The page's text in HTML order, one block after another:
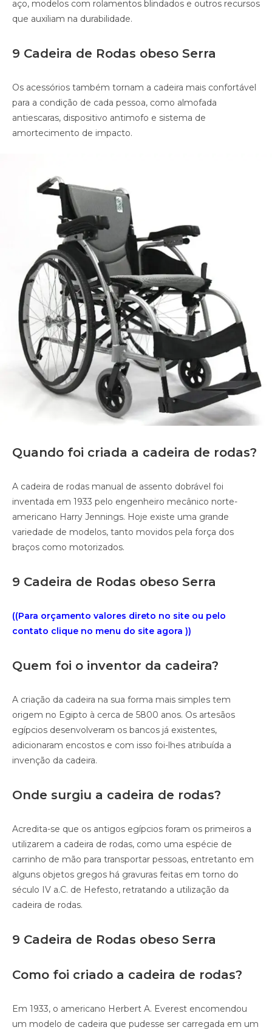
aço, modelos com rolamentos blindados e outros recursos
que auxiliam na durabilidade.
9 Cadeira de Rodas obeso Serra
Os acessórios também tornam a cadeira mais confortável
para a condição de cada pessoa, como almofada
antiescaras, dispositivo antimofo e sistema de
amortecimento de impacto.
Quando foi criada a cadeira de rodas?
A cadeira de rodas manual de assento dobrável foi
inventada em 1933 pelo engenheiro mecânico norte-
americano Harry Jennings. Hoje existe uma grande
variedade de modelos, tanto movidos pela força dos
braços como motorizados.
9 Cadeira de Rodas obeso Serra
((Para orçamento valores direto no site ou pelo
contato clique no menu do site agora ))
Quem foi o inventor da cadeira?
A criação da cadeira na sua forma mais simples tem
origem no Egipto à cerca de 5800 anos. Os artesãos
egípcios desenvolveram os bancos já existentes,
adicionaram encostos e com isso foi-lhes atribuída a
invenção da cadeira.
Onde surgiu a cadeira de rodas?
Acredita-se que os antigos egípcios foram os primeiros a
utilizarem a cadeira de rodas, como uma espécie de
carrinho de mão para transportar pessoas, entretanto em
alguns objetos gregos há gravuras feitas em torno do
século IV a.C. de Hefesto, retratando a utilização da
cadeira de rodas.
9 Cadeira de Rodas obeso Serra
Como foi criado a cadeira de rodas?
Em 1933, o americano Herbert A. Everest encomendou
um modelo de cadeira que pudesse ser carregada em um